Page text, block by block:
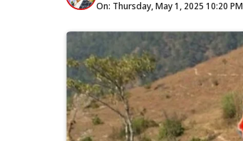
On: Thursday, May 1, 2025 10:20 PM